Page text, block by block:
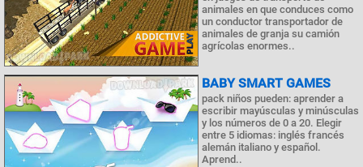
animales en que conduces como
un conductor transportador de
animales de granja su camión
agrícolas enormes..
BABY SMART GAMES
pack niños pueden: aprender a
escribir mayúsculas y minúsculas
y los números de 0 a 20. Elegir
entre 5 idiomas: inglés francés
alemán italiano y español.
Aprend..